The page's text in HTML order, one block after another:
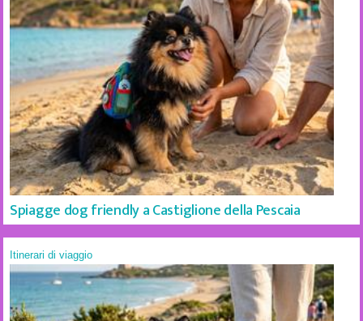
Spiagge dog friendly a Castiglione della Pescaia
Itinerari di viaggio